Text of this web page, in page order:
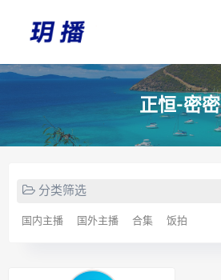
正恒-密密
分类筛选
国内主播 国外主播 合集 饭拍